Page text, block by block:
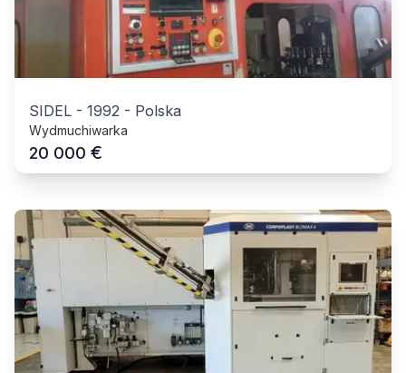
SIDEL - 1992 - Polska
Wydmuchiwarka
20 000 €